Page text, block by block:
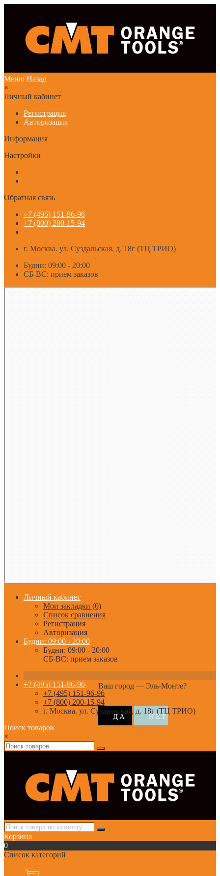
Меню Назад
×
Личный кабинет
Регистрация
Авторизация
Информация
Настройки
Обратная связь
+7 (495) 151-96-96
+7 (800) 200-15-94
г. Москва. ул. Суздальская, д. 18г (ТЦ ТРИО)
Будни: 09:00 - 20:00
СБ-ВС: прием заказов
Личный кабинет
Мои закладки (0)
Список сравнения
Регистрация
Авторизация
Будни: 09:00 - 20:00
Будни: 09:00 - 20:00
СБ-ВС: прием заказов
Ваш город — Эль-Монте?
+7 (495) 151-96-96
+7 (495) 151-96-96
+7 (800) 200-15-94
г. Москва. ул. Суздальская, д. 18г (ТЦ ТРИО)
Поиск товаров
×
Корзина
0
Список категорий